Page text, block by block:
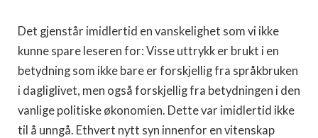
Det gjenstår imidlertid en vanskelighet som vi ikke
kunne spare leseren for: Visse uttrykk er brukt i en
betydning som ikke bare er forskjellig fra språkbruken
i dagliglivet, men også for­skjellig fra betydningen i den
vanlige politiske økonomien. Dette var imidlertid ikke
til å unngå. Ethvert nytt syn innenfor en viten­skap